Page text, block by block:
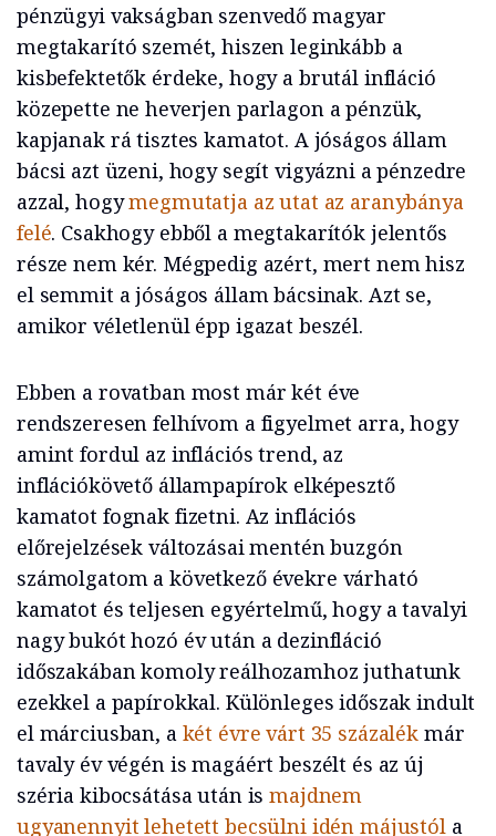
pénzügyi vakságban szenvedő magyar
megtakarító szemét, hiszen leginkább a
kisbefektetők érdeke, hogy a brutál infláció
közepette ne heverjen parlagon a pénzük,
kapjanak rá tisztes kamatot. A jóságos állam
bácsi azt üzeni, hogy segít vigyázni a pénzedre
azzal, hogymegmutatja az utat az aranybánya
felé. Csakhogy ebből a megtakarítók jelentős
része nem kér. Mégpedig azért, mert nem hisz
el semmit a jóságos állam bácsinak. Azt se,
amikor véletlenül épp igazat beszél.
Ebben a rovatban most már két éve
rendszeresen felhívom a figyelmet arra, hogy
amint fordul az inflációs trend, az
inflációkövető állampapírok elképesztő
kamatot fognak fizetni. Az inflációs
előrejelzések változásai mentén buzgón
számolgatom a következő évekre várható
kamatot és teljesen egyértelmű, hogy a tavalyi
nagy bukót hozó év után a dezinfláció
időszakában komoly reálhozamhoz juthatunk
ezekkel a papírokkal. Különleges időszak indult
el márciusban, a két évre várt 35 százalékmár
tavaly év végén is magáért beszélt és az új
széria kibocsátása után is majdnem
ugyanennyit lehetett becsülni idén májustóla